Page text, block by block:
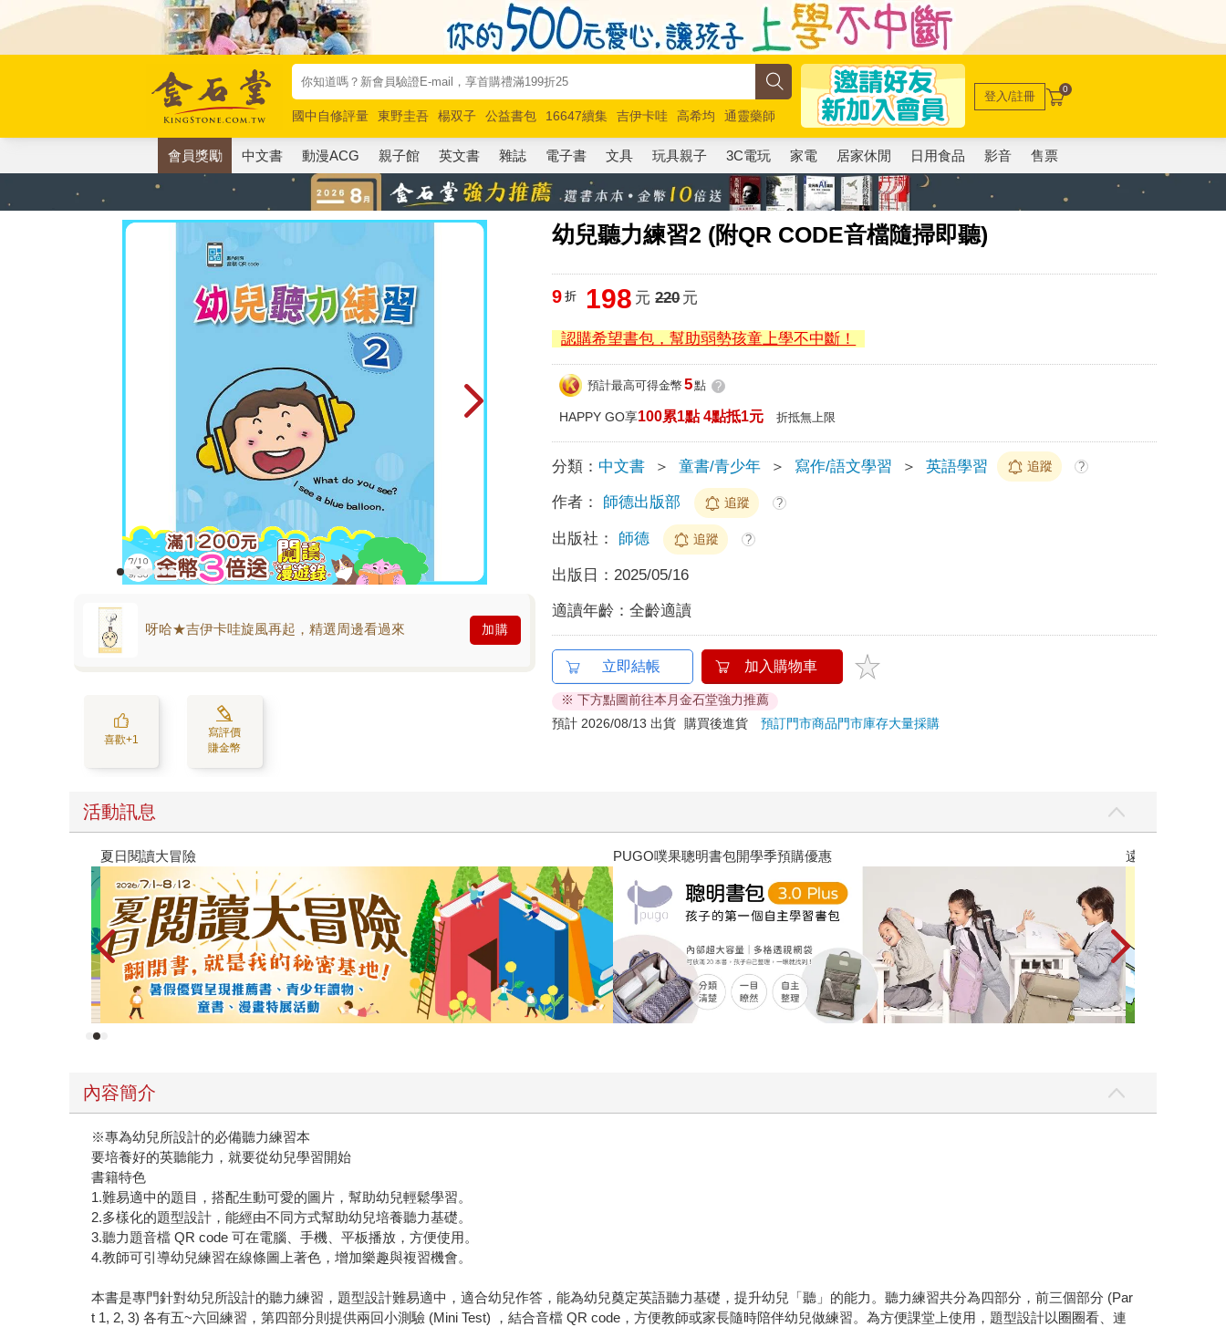
國中自修評量 東野圭吾 楊双子 公益書包 16647續集 吉伊卡哇 高希均
通靈藥師
唯紅花綻放
奧德賽 路邊攤新作 馬斯克 玩具總動員5 超慢跑
登入/註冊 0
會員獎勵 中文書 動漫ACG 親子館 英文書 雜誌 電子書 文具 玩具親子 3C電玩 家電 居家休閒 日用食品 影音 售票
幼兒聽力練習2 (附QR CODE音檔隨掃即聽)
呀哈★吉伊卡哇旋風再起，精選周邊看過來 加購
喜歡+1
寫評價
賺金幣
9 折 198 元 220元
認購希望書包，幫助弱勢孩童上學不中斷！
預計最高可得金幣 5點 ?
HAPPY GO享100累1點 4點抵1元 折抵無上限
分類： 中文書 ＞ 童書/青少年 ＞ 寫作/語文學習 ＞ 英語學習 追蹤 ?
作者： 師德出版部 追蹤 ?
出版社： 師德 追蹤 ?
出版日： 2025/05/16
適讀年齡：全齡適讀
立即結帳 加入購物車
※ 下方點圖前往本月金石堂強力推薦
預計 2026/08/13 出貨
購買後進貨預訂門市商品門市庫存大量採購
活動訊息
遠流童書展75折起 三采童書滿額送防水袋
內容簡介
※專為幼兒所設計的必備聽力練習本
要培養好的英聽能力，就要從幼兒學習開始
書籍特色
1.難易適中的題目，搭配生動可愛的圖片，幫助幼兒輕鬆學習。
2.多樣化的題型設計，能經由不同方式幫助幼兒培養聽力基礎。
3.聽力題音檔 QR code 可在電腦、手機、平板播放，方便使用。
4.教師可引導幼兒練習在線條圖上著色，增加樂趣與複習機會。
本書是專門針對幼兒所設計的聽力練習，題型設計難易適中，適合幼兒作答，能為幼兒奠定英語聽力基礎，提升幼兒「聽」的能力。聽力練習共分為四部分，前三個部分 (Par
t 1, 2, 3) 各有五~六回練習，第四部分則提供兩回小測驗 (Mini Test) ，結合音檔 QR code，方便教師或家長隨時陪伴幼兒做練習。為方便課堂上使用，題型設計以圈圈看、連